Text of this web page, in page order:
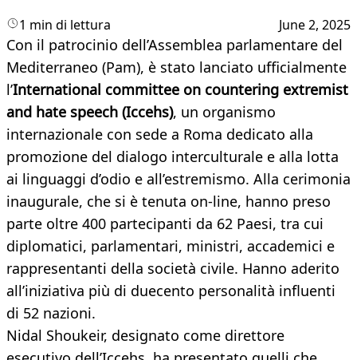
1 min di lettura June 2, 2025
Con il patrocinio dell’Assemblea parlamentare del
Mediterraneo (Pam), è stato lanciato ufficialmente
l’International committee on countering extremist
and hate speech (Iccehs), un organismo
internazionale con sede a Roma dedicato alla
promozione del dialogo interculturale e alla lotta
ai linguaggi d’odio e all’estremismo. Alla cerimonia
inaugurale, che si è tenuta on-line, hanno preso
parte oltre 400 partecipanti da 62 Paesi, tra cui
diplomatici, parlamentari, ministri, accademici e
rappresentanti della società civile. Hanno aderito
all’iniziativa più di duecento personalità influenti
di 52 nazioni.
Nidal Shoukeir, designato come direttore